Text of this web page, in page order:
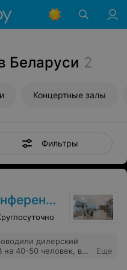
Беларуси 2
Концертные залы
Фильтры
Центр
дилерский
на 40-50 человек, в
Еще